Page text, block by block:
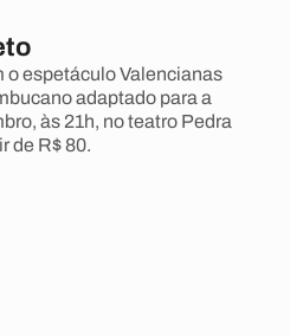
o espetáculo Valencianas
adaptado para a
às 21h, no teatro Pedra
de R$ 80.